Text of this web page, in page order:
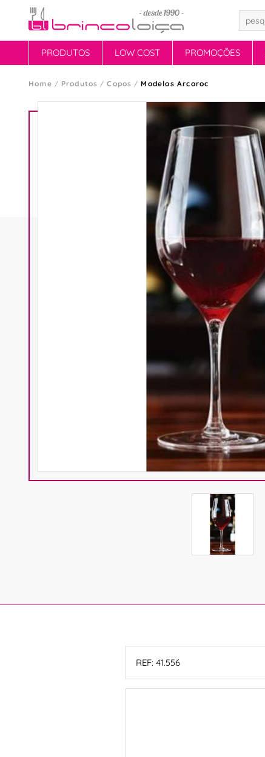
PRODUTOS LOW COST PROMOÇÕES
Home Produtos Copos Modelos Arcoroc